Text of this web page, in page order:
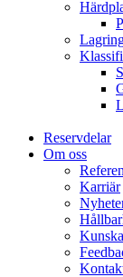
Reservdelar
Om oss
Karriär